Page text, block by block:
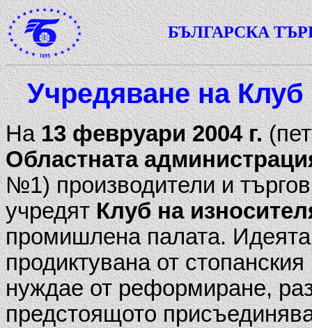
БЪЛГАРСКА
Учредяване на
На13 февруари 2004 г.
Областната
№1) производители и
учредятКлуб на
промишлена палата.
продиктувана от
нуждае от реформиране,
предстоящото